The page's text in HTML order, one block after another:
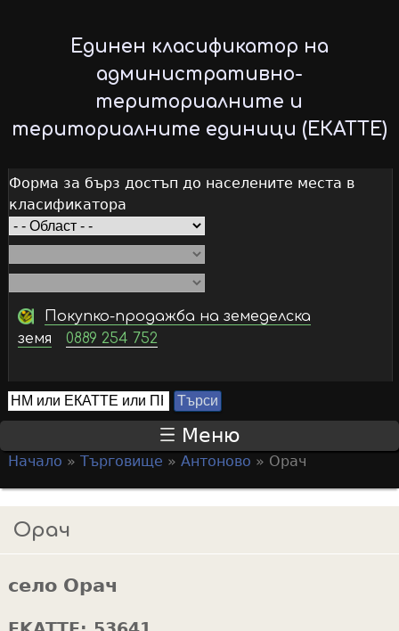
to
main
content
Единен класификатор на
административно-
териториалните и
териториалните единици (ЕКАТТЕ)
Форма за бърз достъп до населените места в
класификатора
Покупко-продажба на земеделска
земя
0889 254 752
S
e
r
c
h
f
Т
ъ
с
и
Меню
o
u
r
e
Начало » Търговище » Антоново » Орач
Орач
село Орач